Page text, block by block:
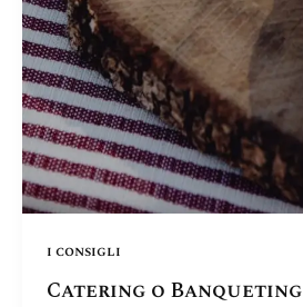
i consigli
Catering o Banqueting